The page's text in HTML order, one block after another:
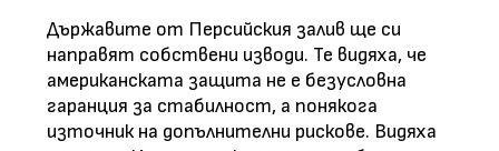
Държавите от Персийския залив ще си
направят собствени изводи. Те видяха, че
американската защита не е безусловна
гаранция за стабилност, а понякога
източник на допълнителни рискове. Видяха